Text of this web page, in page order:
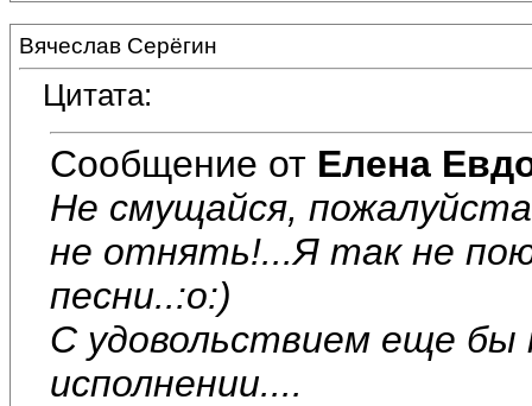
Вячеслав Серёгин
Цитата:
Сообщение от Елена
Не смущайся,
не отнять!...Я так не
песни..:o:)
С удовольствием еще бы
исполнении....